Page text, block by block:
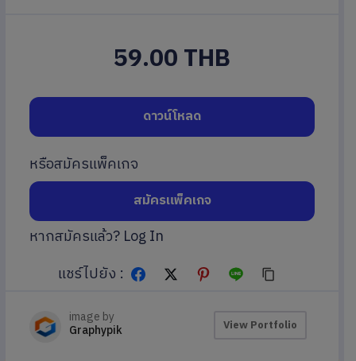
59.00 THB
ดาวน์โหลด
หรือสมัครแพ็คเกจ
สมัครแพ็คเกจ
หากสมัครแล้ว? Log In
แชร์ไปยัง :
image by
Graphypik View Portfolio